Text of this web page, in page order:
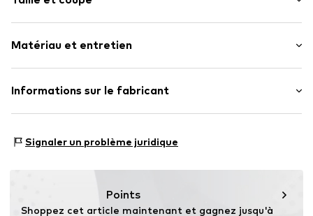
Poche extérieure à fermeture éclair
Etiquette patch / étiquette flag
Textile
Numéro d'article. 4068298046052
Longueur de la ceinture /de la anse : Sangle longue /
Bandoulière
Matériau et entretien
Matériau supérieur : Polyamide (Nylon®)
Informations sur le fabricant
22529 Hamburg
Signaler un problème juridique
Points